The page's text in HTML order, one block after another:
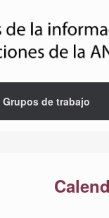
Grupos de trabajo